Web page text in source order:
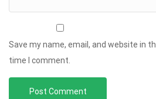
Save my name, email, and website in
time I comment.